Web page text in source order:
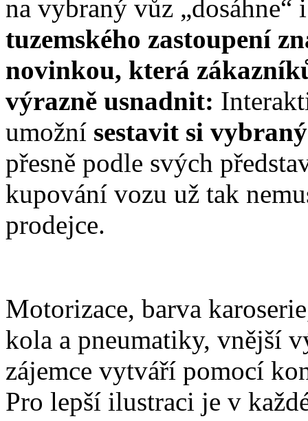
na vybraný vůz
tuzemského zastoupení
novinkou, která
výrazně usnadnit:
umožní sestavit si
přesně podle svých
kupování vozu už tak
prodejce.
Motorizace, barva
kola a pneumatiky, vnější
zájemce vytváří pomocí
Pro lepší ilustraci je v